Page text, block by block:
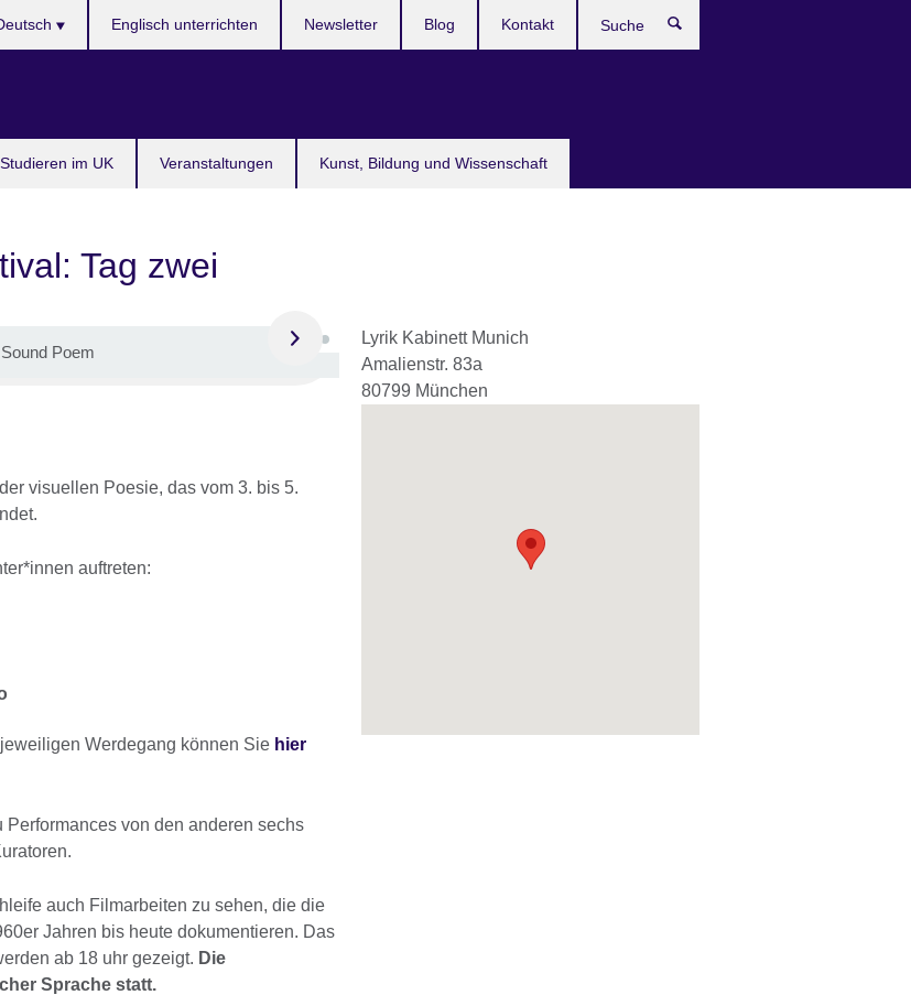
Studieren im UK Veranstaltungen Kunst, Bildung und Wissenschaft
Englisch unterrichten Newsletter Blog Kontakt
Tag zwei
Poem
visuellen Poesie, das vom 3. bis 5.
auftreten:
Werdegang können Sie hier
von den anderen sechs
auch Filmarbeiten zu sehen, die die
Jahren bis heute dokumentieren. Das
ab 18 uhr gezeigt. Die
Sprache statt.
Lyrik Kabinett Munich
Amalienstr. 83a
80799 München